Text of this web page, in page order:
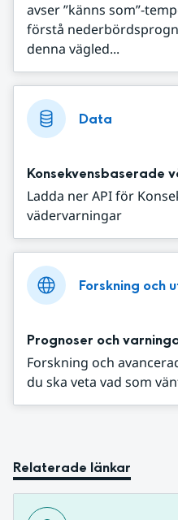
avser ”känns som”-
förstå
denna vägled...
Data
Konsekvensbaserade
Ladda ner API för
vädervarningar
Forskning och
Prognoser och
Forskning och
du ska veta vad som
Relaterade länkar